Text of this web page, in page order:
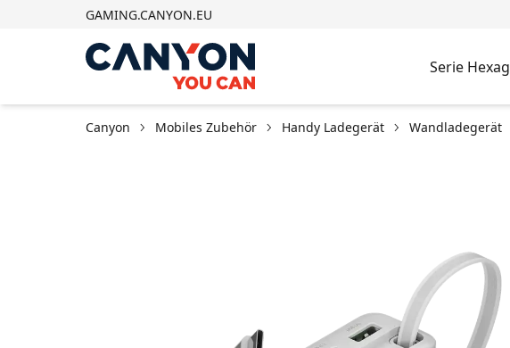
GAMING.CANYON.EU
Serie
Canyon Mobiles Zubehör Handy Ladegerät Wandladegerät